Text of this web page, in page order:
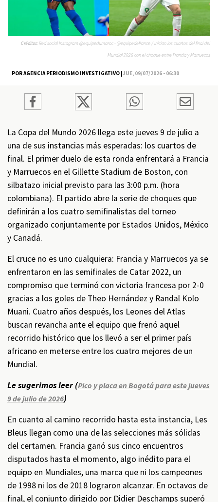
POR AGENCIA PERIODISMO INVESTIGATIVO |JUE, 09/07/2026 - 06:30
Créditos:Red social Instagram @equipedumaroc - @equipedefrance / Inician los cuartos del final del
Mundial 2026 con el choque entre Francia y Marruecos
La Copa del Mundo 2026 llega este jueves 9 de julio a
una de sus instancias más esperadas: los cuartos de
final. El primer duelo de esta ronda enfrentará a Francia
y Marruecos en el Gillette Stadium de Boston, con
silbatazo inicial previsto para las 3:00 p.m. (hora
colombiana). El partido abre la serie de choques que
definirán a los cuatro semifinalistas del torneo
organizado conjuntamente por Estados Unidos, México
y Canadá.
El cruce no es uno cualquiera: Francia y Marruecos ya se
enfrentaron en las semifinales de Catar 2022, un
compromiso que terminó con victoria francesa por 2-0
gracias a los goles de Theo Hernández y Randal Kolo
Muani. Cuatro años después, los Leones del Atlas
buscan revancha ante el equipo que frenó aquel
recorrido histórico que los llevó a ser el primer país
africano en meterse entre los cuatro mejores de un
Mundial.
Le sugerimos leer (Pico y placa en Bogotá para este jueves
9 de julio de 2026)
En cuanto al camino recorrido hasta esta instancia, Les
Bleus llegan como una de las selecciones más sólidas
del certamen. Francia ganó sus cinco encuentros
disputados hasta el momento, algo inédito para el
equipo en Mundiales, una marca que ni los campeones
de 1998 ni los de 2018 lograron alcanzar. En octavos de
final, el conjunto dirigido por Didier Deschamps superó